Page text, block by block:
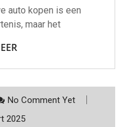
auto kopen is een
maar het
No Comment Yet
2025